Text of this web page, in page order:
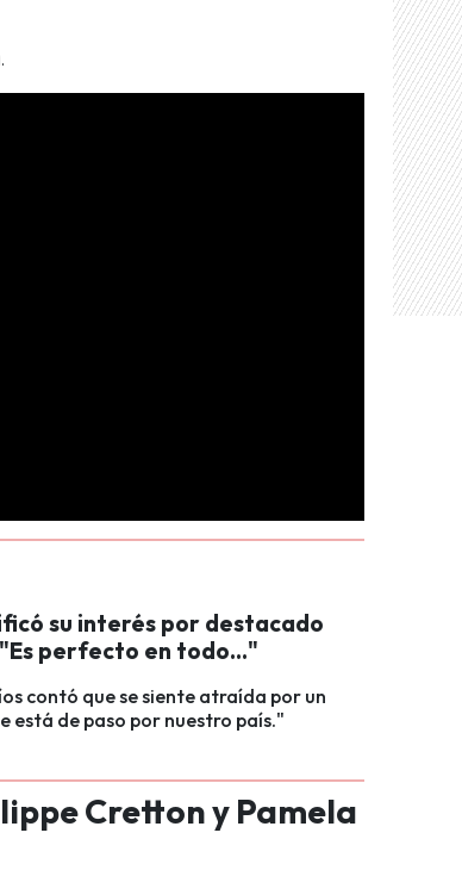
su interés por destacado
perfecto en todo..."
contó que se siente atraída por un
de paso por nuestro país."
Cretton y Pamela